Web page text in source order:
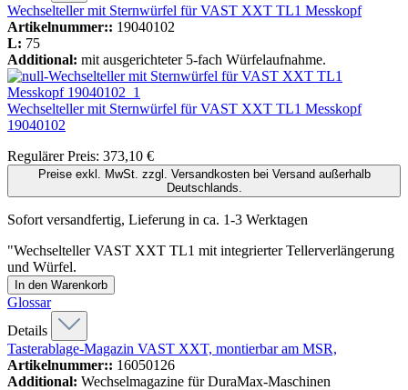
Wechselteller mit Sternwürfel für VAST XXT TL1 Messkopf
Artikelnummer:: 19040102
L: 75
Additional: mit ausgerichteter 5-fach Würfelaufnahme.
Wechselteller mit Sternwürfel für VAST XXT TL1 Messkopf
19040102
Regulärer Preis: 373,10 €
Preise exkl. MwSt. zzgl. Versandkosten bei Versand außerhalb
Deutschlands.
Sofort versandfertig, Lieferung in ca. 1-3 Werktagen
"Wechselteller VAST XXT TL1 mit integrierter Tellerverlängerung
und Würfel.
In den Warenkorb
Glossar
Details
Tasterablage-Magazin VAST XXT, montierbar am MSR,
Artikelnummer:: 16050126
Additional: Wechselmagazine für DuraMax-Maschinen